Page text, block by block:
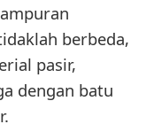
berbeda,
pasir,
dengan batu